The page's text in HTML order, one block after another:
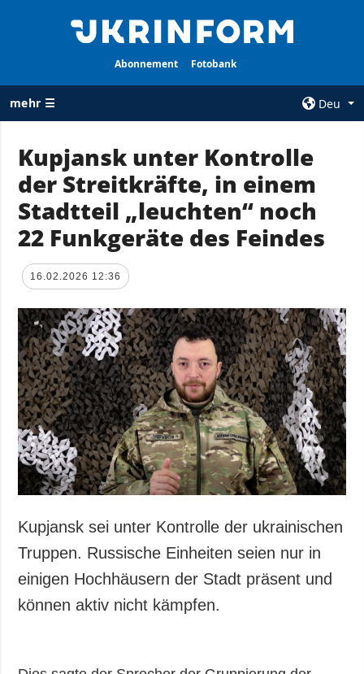
Abonnement Fotobank
mehr ☰
Deu
ALLE
RUBRIKEN
Krieg
Wiederaufbau
der Ukraine
Politik
Wirtschaft
Militär
Gesellschaft und
Kultur
Sport
Kriminalität
Notstand und
Notfälle
AGENTUR
Über uns
Kontakte
und zum Schutz
personenbezogener
Daten
ZUSÄTZLICH
Veröffentlichungen
Interview
LEISTUNGEN
Abonnement
Fotobank
Kupjansk unter Kontrolle
der Streitkräfte, in einem
Stadtteil „leuchten“ noch
22 Funkgeräte des Feindes
16.02.2026 12:36
Kupjansk sei unter Kontrolle der ukrainischen
Truppen. Russische Einheiten seien nur in
einigen Hochhäusern der Stadt präsent und
können aktiv nicht kämpfen.